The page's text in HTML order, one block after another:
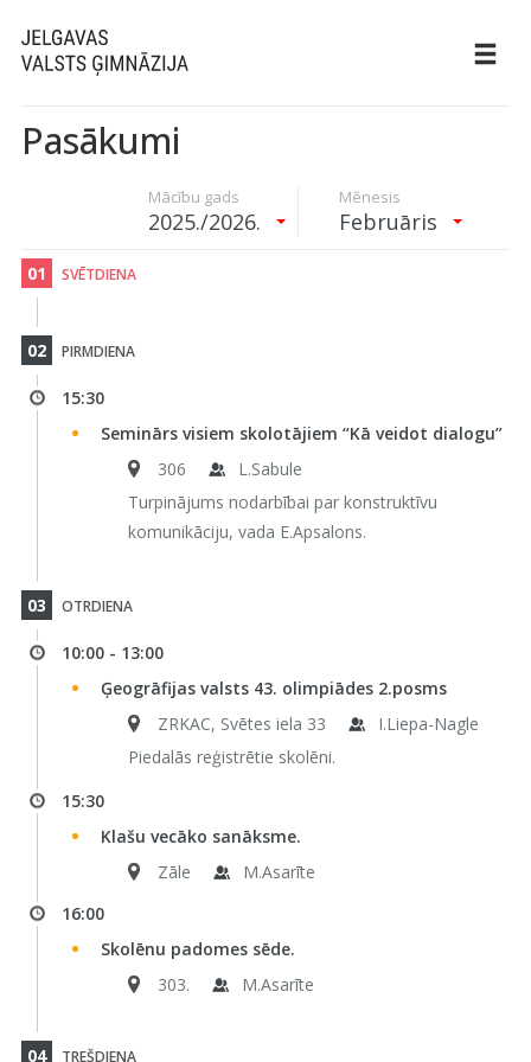
Pasākumi
Mācību gads
2025./2026.
Mēnesis
Februāris
01 SVĒTDIENA
02 PIRMDIENA
15:30
Seminārs visiem skolotājiem “Kā veidot dialogu”
306
L.Sabule
Turpinājums nodarbībai par konstruktīvu
komunikāciju, vada E.Apsalons.
03 OTRDIENA
10:00 - 13:00
Ģeogrāfijas valsts 43. olimpiādes 2.posms
ZRKAC, Svētes iela 33
I.Liepa-Nagle
Piedalās reģistrētie skolēni.
15:30
Klašu vecāko sanāksme.
Zāle
M.Asarīte
16:00
Skolēnu padomes sēde.
303.
M.Asarīte
04 TREŠDIENA